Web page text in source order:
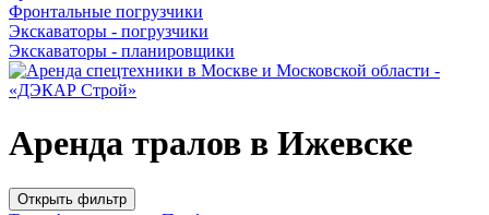
Фронтальные погрузчики
Экскаваторы - погрузчики
Экскаваторы - планировщики
Аренда тралов в Ижевске
Открыть фильтр